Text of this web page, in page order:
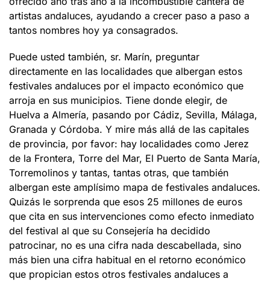
artistas andaluces, ayudando a crecer paso a paso a
tantos nombres hoy ya consagrados.
Puede usted también, sr. Marín, preguntar
directamente en las localidades que albergan estos
festivales andaluces por el impacto económico que
arroja en sus municipios. Tiene donde elegir, de
Huelva a Almería, pasando por Cádiz, Sevilla, Málaga,
Granada y Córdoba. Y mire más allá de las capitales
de provincia, por favor: hay localidades como Jerez
de la Frontera, Torre del Mar, El Puerto de Santa María,
Torremolinos y tantas, tantas otras, que también
albergan este amplísimo mapa de festivales andaluces.
Quizás le sorprenda que esos 25 millones de euros
que cita en sus intervenciones como efecto inmediato
del festival al que su Consejería ha decidido
patrocinar, no es una cifra nada descabellada, sino
más bien una cifra habitual en el retorno económico
que propician estos otros festivales andaluces a